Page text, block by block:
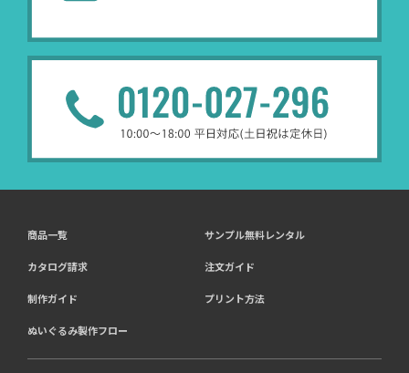
商品一覧 サンプル無料レンタル
カタログ請求 注文ガイド
制作ガイド プリント方法
ぬいぐるみ製作フロー